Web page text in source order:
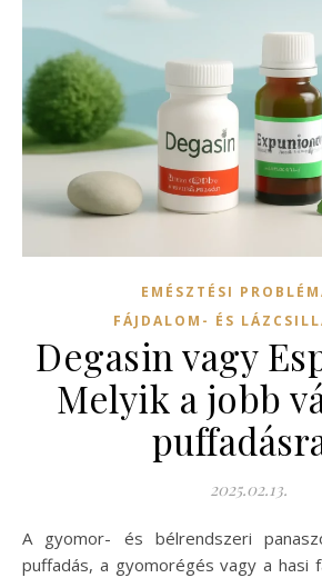
EMÉSZTÉSI
FÁJDALOM- ÉS
Degasin vagy
Melyik a jobb
2025.02.13.
A gyomor- és bélrendszeri panaszok, mint például a
puffadás, a gyomorégés vagy a hasi